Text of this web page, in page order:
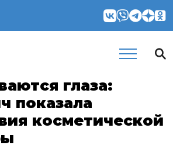
глаза:
показала
косметической